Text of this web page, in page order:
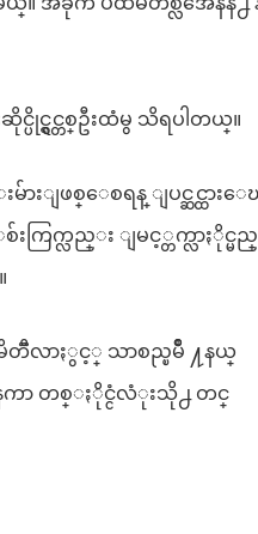
ပိုင္ရွင္တစ္ဦးထံမွ သိရပါတယ္။
ားျဖစ္ေစရန္ ျပင္ဆင္ထား
ကြက္လည္း ျမင့္တက္လာႏိုင္မ
မိတီၱလာႏွင့္ သာစည္ၿမိဳ ႔နယ္
နကာ တစ္ႏိုင္ငံလံုးသို႕ တင္